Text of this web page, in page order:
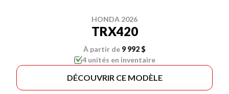
HONDA 2026
TRX420
À partir de 9 992 $
4 unités en inventaire
DÉCOUVRIR CE MODÈLE